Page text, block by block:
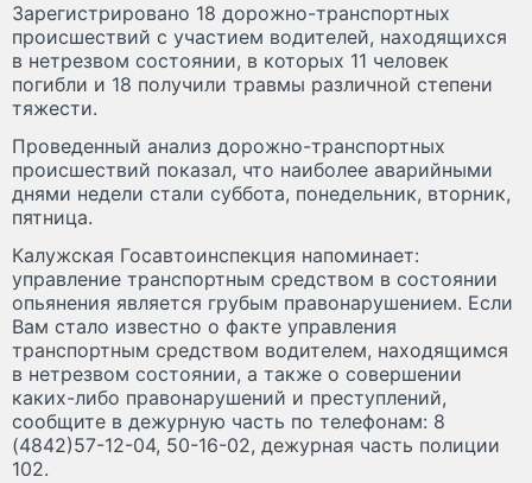
Зарегистрировано 18 дорожно-транспортных
происшествий с участием водителей, находящихся
в нетрезвом состоянии, в которых 11 человек
погибли и 18 получили травмы различной степени
тяжести.
Проведенный анализ дорожно-транспортных
происшествий показал, что наиболее аварийными
днями недели стали суббота, понедельник, вторник,
пятница.
Калужская Госавтоинспекция напоминает:
управление транспортным средством в состоянии
опьянения является грубым правонарушением. Если
Вам стало известно о факте управления
транспортным средством водителем, находящимся
в нетрезвом состоянии, а также о совершении
каких-либо правонарушений и преступлений,
сообщите в дежурную часть по телефонам: 8
(4842)57-12-04, 50-16-02, дежурная часть полиции
102.